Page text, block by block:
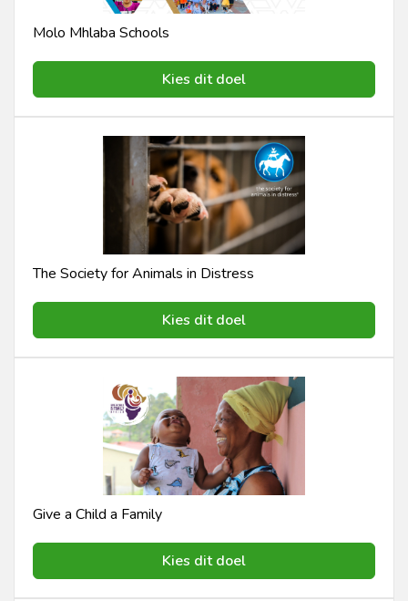
Molo Mhlaba Schools
Kies dit doel
The Society for Animals in Distress
Kies dit doel
Give a Child a Family
Kies dit doel